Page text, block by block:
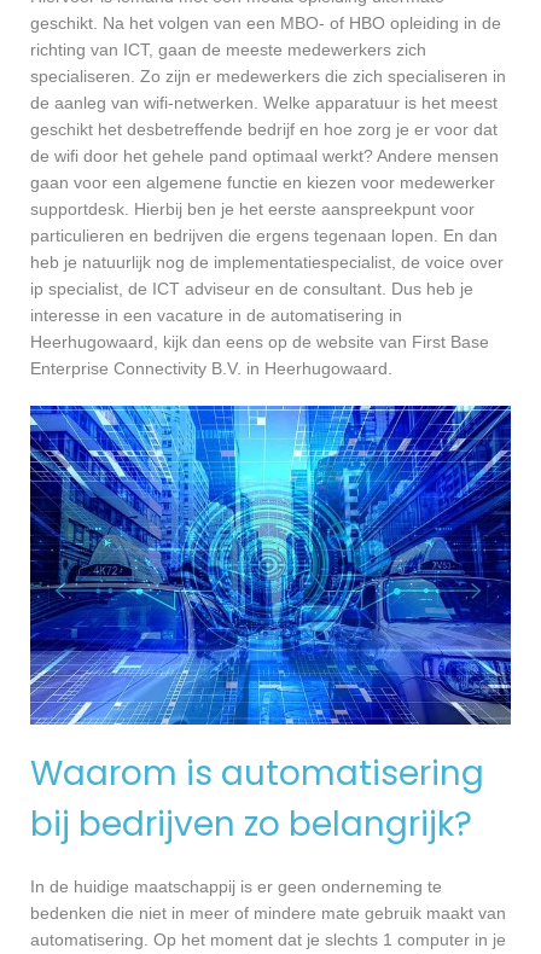
geschikt. Na het volgen van een MBO- of HBO opleiding in de
richting van ICT, gaan de meeste medewerkers zich
specialiseren. Zo zijn er medewerkers die zich specialiseren in
de aanleg van wifi-netwerken. Welke apparatuur is het meest
geschikt het desbetreffende bedrijf en hoe zorg je er voor dat
de wifi door het gehele pand optimaal werkt? Andere mensen
gaan voor een algemene functie en kiezen voor medewerker
supportdesk. Hierbij ben je het eerste aanspreekpunt voor
particulieren en bedrijven die ergens tegenaan lopen. En dan
heb je natuurlijk nog de implementatiespecialist, de voice over
ip specialist, de ICT adviseur en de consultant. Dus heb je
interesse in een vacature in de automatisering in
Heerhugowaard, kijk dan eens op de website van First Base
Enterprise Connectivity B.V. in Heerhugowaard.
Waarom is automatisering
bij bedrijven zo belangrijk?
In de huidige maatschappij is er geen onderneming te
bedenken die niet in meer of mindere mate gebruik maakt van
automatisering. Op het moment dat je slechts 1 computer in je